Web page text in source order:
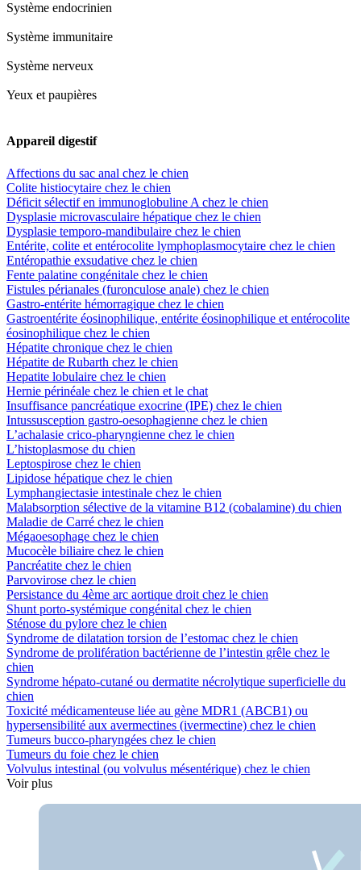
Système endocrinien
Système immunitaire
Système nerveux
Yeux et paupières
Appareil digestif
Affections du sac anal chez le chien
Colite histiocytaire chez le chien
Déficit sélectif en immunoglobuline A chez le chien
Dysplasie microvasculaire hépatique chez le chien
Dysplasie temporo-mandibulaire chez le chien
Entérite, colite et entérocolite lymphoplasmocytaire chez le chien
Entéropathie exsudative chez le chien
Fente palatine congénitale chez le chien
Fistules périanales (furonculose anale) chez le chien
Gastro-entérite hémorragique chez le chien
Gastroentérite éosinophilique, entérite éosinophilique et entérocolite
éosinophilique chez le chien
Hépatite chronique chez le chien
Hépatite de Rubarth chez le chien
Hepatite lobulaire chez le chien
Hernie périnéale chez le chien et le chat
Insuffisance pancréatique exocrine (IPE) chez le chien
Intussusception gastro-oesophagienne chez le chien
L’achalasie crico-pharyngienne chez le chien
L’histoplasmose du chien
Leptospirose chez le chien
Lipidose hépatique chez le chien
Lymphangiectasie intestinale chez le chien
Malabsorption sélective de la vitamine B12 (cobalamine) du chien
Maladie de Carré chez le chien
Mégaoesophage chez le chien
Mucocèle biliaire chez le chien
Pancréatite chez le chien
Parvovirose chez le chien
Persistance du 4ème arc aortique droit chez le chien
Shunt porto-systémique congénital chez le chien
Sténose du pylore chez le chien
Syndrome de dilatation torsion de l’estomac chez le chien
Syndrome de prolifération bactérienne de l’intestin grêle chez le
chien
Syndrome hépato-cutané ou dermatite nécrolytique superficielle du
chien
Toxicité médicamenteuse liée au gène MDR1 (ABCB1) ou
hypersensibilité aux avermectines (ivermectine) chez le chien
Tumeurs bucco-pharyngées chez le chien
Tumeurs du foie chez le chien
Volvulus intestinal (ou volvulus mésentérique) chez le chien
Voir plus